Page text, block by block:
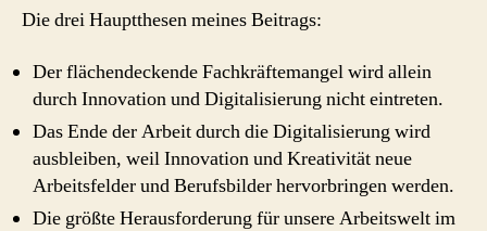
Die drei Hauptthesen meines Beitrags:
Der flächendeckende Fachkräftemangel wird allein
durch Innovation und Digitalisierung nicht eintreten.
Das Ende der Arbeit durch die Digitalisierung wird
ausbleiben, weil Innovation und Kreativität neue
Arbeitsfelder und Berufsbilder hervorbringen werden.
Die größte Herausforderung für unsere Arbeitswelt im